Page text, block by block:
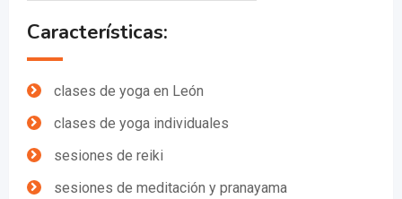
Características:
clases de yoga en León
clases de yoga individuales
sesiones de reiki
sesiones de meditación y pranayama